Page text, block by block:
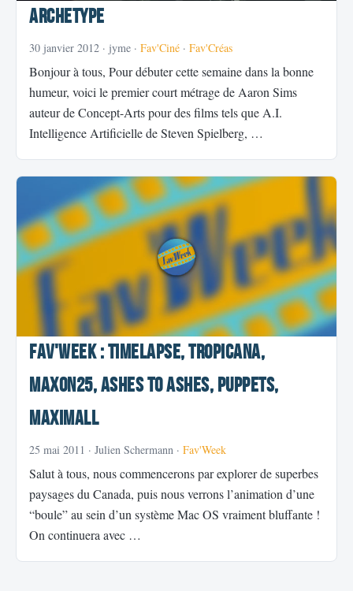
Archetype
30 janvier 2012 · jyme · Fav'Ciné · Fav'Créas
Bonjour à tous, Pour débuter cette semaine dans la bonne
humeur, voici le premier court métrage de Aaron Sims
auteur de Concept-Arts pour des films tels que A.I.
Intelligence Artificielle de Steven Spielberg, …
Fav'Week : Timelapse, Tropicana,
Maxon25, Ashes to Ashes, Puppets,
Maximall
25 mai 2011 · Julien Schermann · Fav'Week
Salut à tous, nous commencerons par explorer de superbes
paysages du Canada, puis nous verrons l’animation d’une
“boule” au sein d’un système Mac OS vraiment bluffante !
On continuera avec …